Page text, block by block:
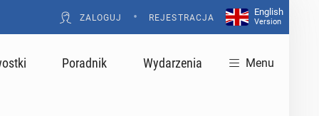
ZALOGUJ • REJESTRACJA
English
Version
Poradnik Wydarzenia Menu